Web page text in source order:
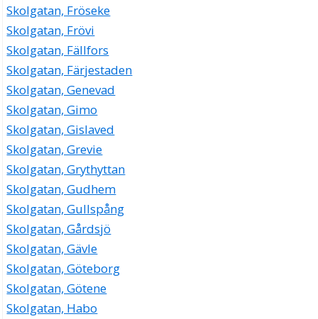
Skolgatan, Fröseke
Skolgatan, Frövi
Skolgatan, Fällfors
Skolgatan, Färjestaden
Skolgatan, Genevad
Skolgatan, Gimo
Skolgatan, Gislaved
Skolgatan, Grevie
Skolgatan, Grythyttan
Skolgatan, Gudhem
Skolgatan, Gullspång
Skolgatan, Gårdsjö
Skolgatan, Gävle
Skolgatan, Göteborg
Skolgatan, Götene
Skolgatan, Habo